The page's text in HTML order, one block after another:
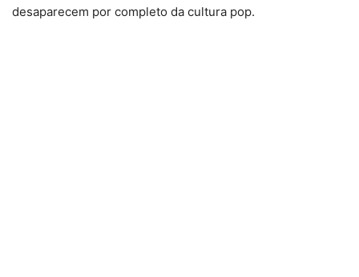
desaparecem por completo da cultura pop.